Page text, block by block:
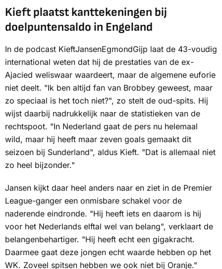
Kieft plaatst kanttekeningen bij
doelpuntensaldo in Engeland
In de podcast KieftJansenEgmondGijp laat de 43-voudig
international weten dat hij de prestaties van de ex-
Ajacied weliswaar waardeert, maar de algemene euforie
niet deelt. "Ik ben altijd fan van Brobbey geweest, maar
zo speciaal is het toch niet?", zo stelt de oud-spits. Hij
wijst daarbij nadrukkelijk naar de statistieken van de
rechtspoot. "In Nederland gaat de pers nu helemaal
wild, maar hij heeft maar zeven goals gemaakt dit
seizoen bij Sunderland", aldus Kieft. "Dat is allemaal niet
zo heel bijzonder."
Jansen kijkt daar heel anders naar en ziet in de Premier
League-ganger een onmisbare schakel voor de
naderende eindronde. "Hij heeft iets en daarom is hij
voor het Nederlands elftal wel van belang", verklaart de
belangenbehartiger. "Hij heeft echt een gigakracht.
Daarmee gaat deze jongen echt waarde hebben op het
WK. Zoveel spitsen hebben we ook niet bij Oranje."